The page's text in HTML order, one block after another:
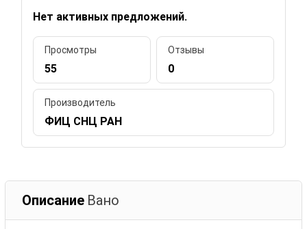
Нет активных предложений.
Просмотры
55
Отзывы
0
Производитель
ФИЦ СНЦ РАН
Описание Вано